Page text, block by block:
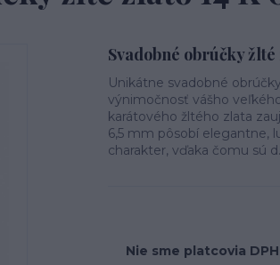
Svadobné obrúčky žlté
Unikátne svadobné
výnimočnosť vášho
karátového žltého zlata
6,5 mm pôsobí elegantne,
charakter, vďaka čomu sú
Nie sme platcovia DPH